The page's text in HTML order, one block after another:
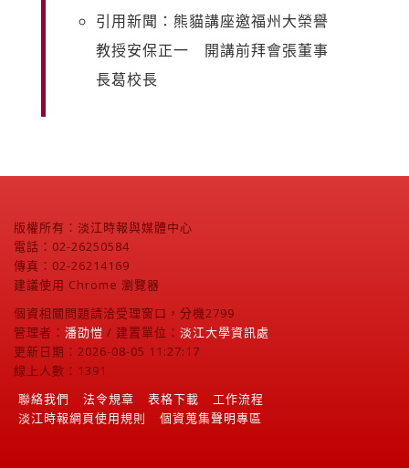
引用新聞：熊貓講座邀福州大榮譽
教授安保正一 開講前拜會張董事
長葛校長
版權所有：淡江時報與媒體中心
電話：02-26250584
傳真：02-26214169
建議使用 Chrome 瀏覽器
個資相關問題請洽受理窗口，分機2799
管理者： 潘劭愷 / 建置單位： 淡江大學資訊處
更新日期：2026-08-05 11:27:17
線上人數：1391
聯絡我們
法令規章 表格下載
工作流程
淡江時報網頁使用規則
個資蒐集聲明專區